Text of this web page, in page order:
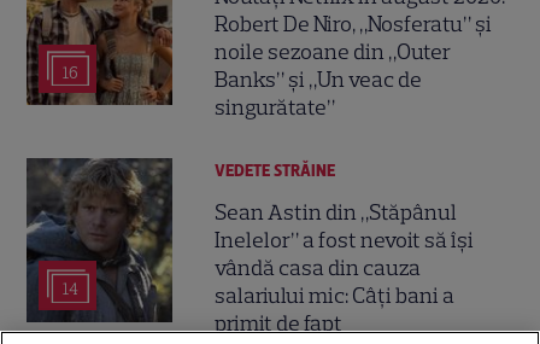
16
Robert De Niro, „Nosferatu” și
noile sezoane din „Outer
Banks” și „Un veac de
singurătate”
14
VEDETE STRĂINE
Sean Astin din „Stăpânul
Inelelor” a fost nevoit să își
vândă casa din cauza
salariului mic: Câți bani a
primit de fapt